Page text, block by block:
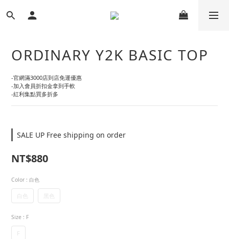
ORDINARY Y2K BASIC TOP
-官網滿3000店到店免運優惠
-加入會員折扣金拿到手軟
-紅利集點買多折多
SALE UP Free shipping on order
NT$880
Color : 白色
白色 黑色
Size : F
F